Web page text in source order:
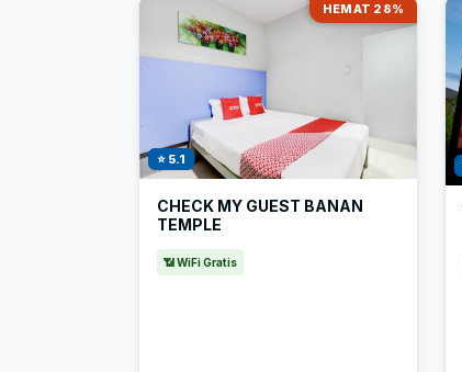
HEMAT 28%
⭐ 5.1
CHECK MY GUEST BANAN
TEMPLE
📶 WiFi Gratis